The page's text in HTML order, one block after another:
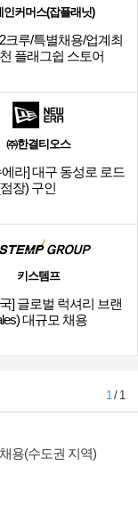
인커머스(잡플래닛)
크루/특별채용/업계최
플래그쉽 스토어
㈜한결티오스
에라] 대구 동성로 로드
장) 구인
키스템프
] 글로벌 럭셔리 브랜
대규모 채용
1/ 1
용(수도권 지역)